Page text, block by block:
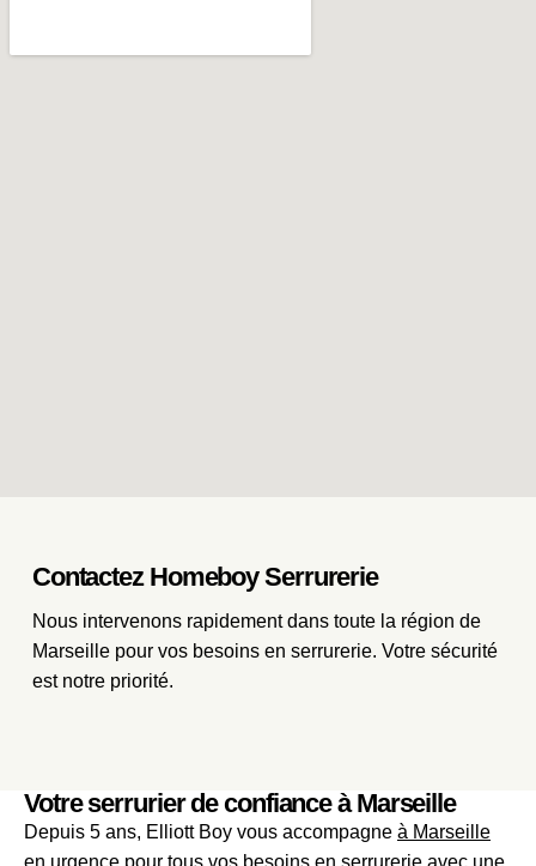
Contactez Homeboy Serrurerie
Nous intervenons rapidement dans toute la région de
Marseille pour vos besoins en serrurerie. Votre sécurité
est notre priorité.
Votre serrurier de confiance à Marseille
Depuis 5 ans, Elliott Boy vous accompagne à Marseille
en urgence pour tous vos besoins en serrurerie avec une